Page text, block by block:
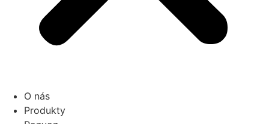
O nás
Produkty